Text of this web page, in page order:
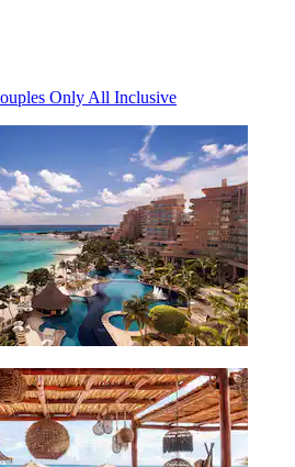
Only All Inclusive